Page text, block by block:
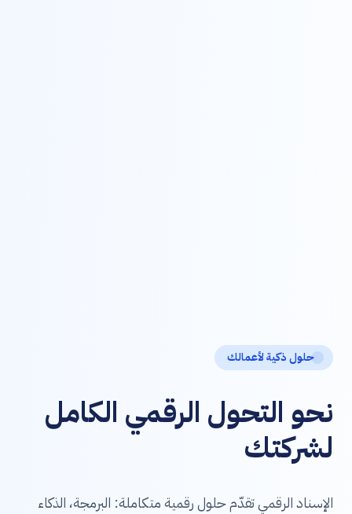
حلول ذكية لأعمالك
نحو التحول الرقمي الكامل
لشركتك
الإسناد الرقمي تقدّم حلول رقمية متكاملة: البرمجة، الذكاء